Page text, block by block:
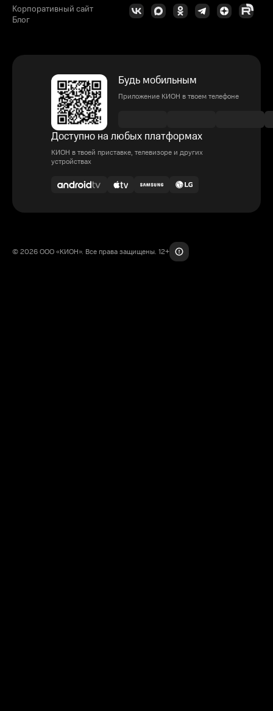
Корпоративный сайт
Блог
Будь мобильным
Приложение КИОН в твоем телефоне
Доступно на любых платформах
КИОН в твоей приставке, телевизоре и других
устройствах
© 2026 ООО «КИОН». Все права защищены. 12+